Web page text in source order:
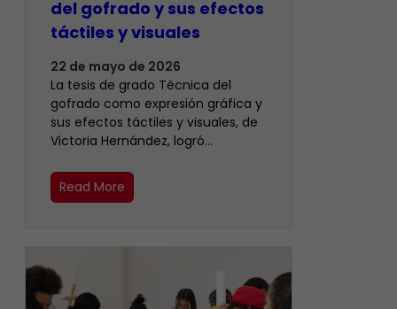
del gofrado y sus efectos
táctiles y visuales
22 de mayo de 2026
La tesis de grado Técnica del
gofrado como expresión gráfica y
sus efectos táctiles y visuales, de
Victoria Hernández, logró…
Read More